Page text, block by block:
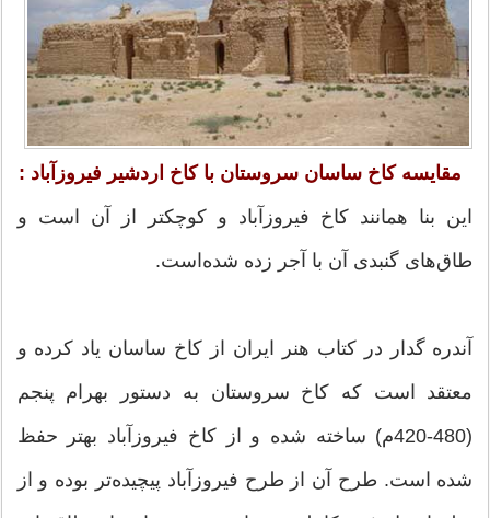
مقایسه کاخ ساسان سروستان با کاخ اردشیر فیروزآباد :
این بنا همانند کاخ فیروزآباد و کوچکتر از آن است و
طاق‌های گنبدی آن با آجر زده شده‌است.
آندره گدار در کتاب هنر ایران از کاخ ساسان یاد کرده و
معتقد است که کاخ سروستان به دستور بهرام پنجم
(480-420م) ساخته شده و از کاخ فیروزآباد بهتر حفظ
شده است. طرح آن از طرح فیروزآباد پیچیده‌تر بوده و از